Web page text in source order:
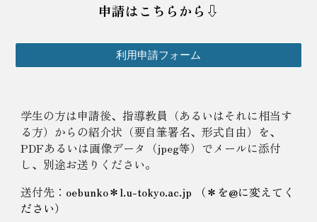
申請はこちらから⇩
利用申請フォーム
学生の方は申請後、指導教員（あるいはそれに相当す
る方）からの紹介状（要自筆署名、形式自由）を、
PDFあるいは画像データ（jpeg等）でメールに添付
し、別途お送りください。
送付先： oebunko＊l.u-tokyo.ac.jp （＊を@に変えてく
ださい）